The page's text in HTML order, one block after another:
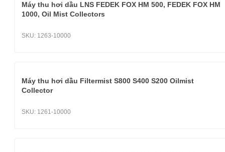
Máy thu hơi dầu LNS FEDEK FOX HM 500, FEDEK FOX HM
1000, Oil Mist Collectors
SKU: 1263-10000
Máy thu hơi dầu Filtermist S800 S400 S200 Oilmist
Collector
SKU: 1261-10000